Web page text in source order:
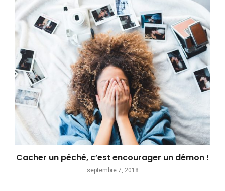
Cacher un péché, c’est encourager un démon !
septembre 7, 2018